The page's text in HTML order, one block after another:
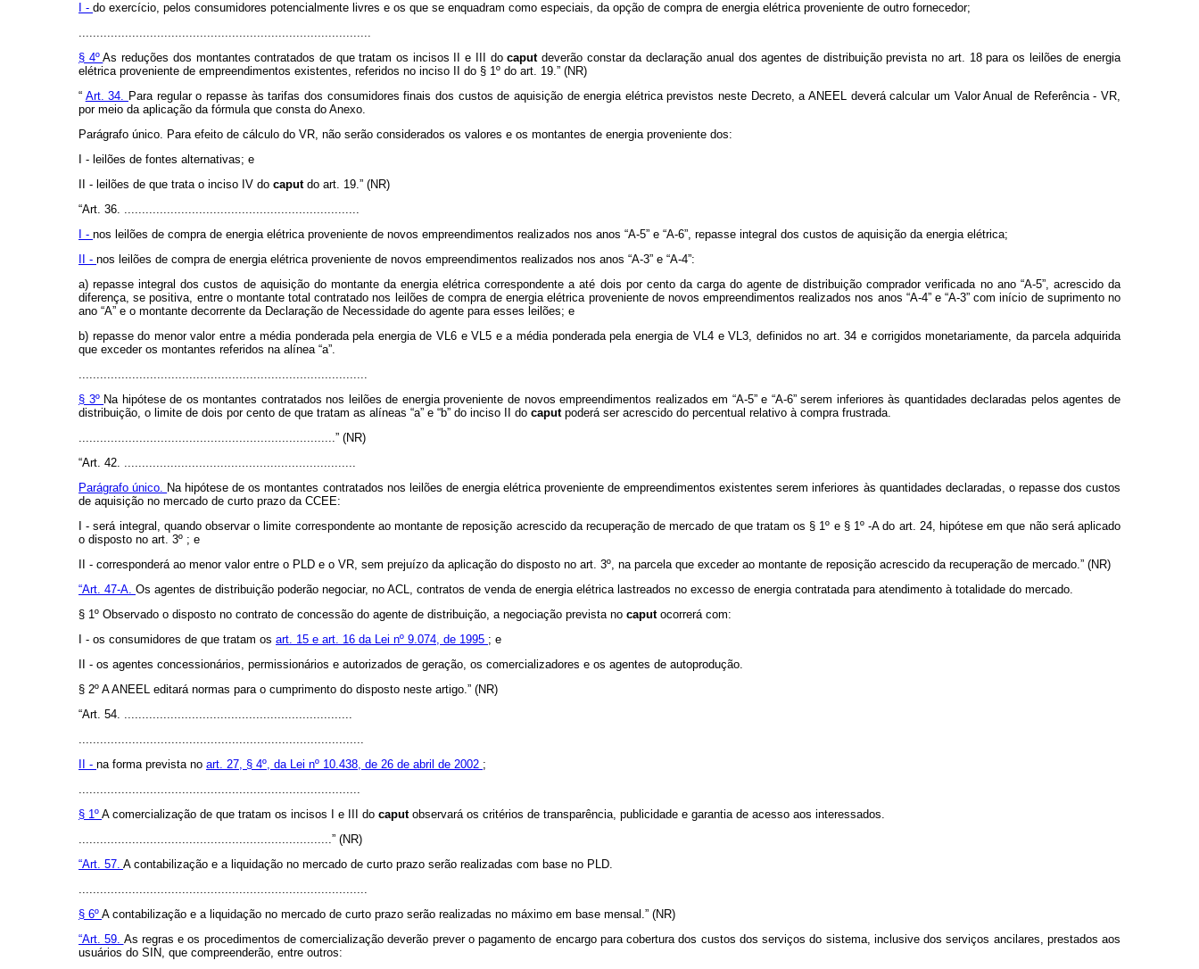
I - do exercício, pelos consumidores potencialmente livres e os que se enquadram como especiais, da opção de compra de energia elétrica proveniente de outro fornecedor;
..................................................................................
§ 4ºAs reduções dos montantes contratados de que tratam os incisos II e III docaputdeverão constar da declaração anual dos agentes de distribuição prevista no art. 18 para os leilões de energia
elétrica proveniente de empreendimentos existentes, referidos no inciso II do § 1º do art. 19.” (NR)
“ Art. 34. Para regular o repasse às tarifas dos consumidores finais dos custos de aquisição de energia elétrica previstos neste Decreto, a ANEEL deverá calcular um Valor Anual de Referência - VR,
por meio da aplicação da fórmula que consta do Anexo.
Parágrafo único. Para efeito de cálculo do VR, não serão considerados os valores e os montantes de energia proveniente dos:
I - leilões de fontes alternativas; e
II - leilões de que trata o inciso IV do caput do art. 19.” (NR)
“Art. 36. ..................................................................
I - nos leilões de compra de energia elétrica proveniente de novos empreendimentos realizados nos anos “A-5” e “A-6”, repasse integral dos custos de aquisição da energia elétrica;
II - nos leilões de compra de energia elétrica proveniente de novos empreendimentos realizados nos anos “A-3” e “A-4”:
a) repasse integral dos custos de aquisição do montante da energia elétrica correspondente a até dois por cento da carga do agente de distribuição comprador verificada no ano “A-5”, acrescido da
diferença, se positiva, entre o montante total contratado nos leilões de compra de energia elétrica proveniente de novos empreendimentos realizados nos anos “A-4” e “A-3” com início de suprimento no
ano “A” e o montante decorrente da Declaração de Necessidade do agente para esses leilões; e
b) repasse do menor valor entre a média ponderada pela energia de VL6 e VL5 e a média ponderada pela energia de VL4 e VL3, definidos no art. 34 e corrigidos monetariamente, da parcela adquirida
que exceder os montantes referidos na alínea “a”.
.................................................................................
§ 3º Na hipótese de os montantes contratados nos leilões de energia proveniente de novos empreendimentos realizados em “A-5” e “A-6” serem inferiores às quantidades declaradas pelos agentes de
distribuição, o limite de dois por cento de que tratam as alíneas “a” e “b” do inciso II do caput poderá ser acrescido do percentual relativo à compra frustrada.
........................................................................” (NR)
“Art. 42. .................................................................
Parágrafo único. Na hipótese de os montantes contratados nos leilões de energia elétrica proveniente de empreendimentos existentes serem inferiores às quantidades declaradas, o repasse dos custos
de aquisição no mercado de curto prazo da CCEE:
I - será integral, quando observar o limite correspondente ao montante de reposição acrescido da recuperação de mercado de que tratam os § 1º e § 1º -A do art. 24, hipótese em que não será aplicado
o disposto no art. 3º ; e
II - corresponderá ao menor valor entre o PLD e o VR, sem prejuízo da aplicação do disposto no art. 3º, na parcela que exceder ao montante de reposição acrescido da recuperação de mercado.” (NR)
“Art. 47-A. Os agentes de distribuição poderão negociar, no ACL, contratos de venda de energia elétrica lastreados no excesso de energia contratada para atendimento à totalidade do mercado.
§ 1º Observado o disposto no contrato de concessão do agente de distribuição, a negociação prevista no caput ocorrerá com:
I - os consumidores de que tratam os art. 15 e art. 16 da Lei nº 9.074, de 1995 ; e
II - os agentes concessionários, permissionários e autorizados de geração, os comercializadores e os agentes de autoprodução.
§ 2º A ANEEL editará normas para o cumprimento do disposto neste artigo.” (NR)
“Art. 54. ................................................................
................................................................................
II - na forma prevista no art. 27, § 4º, da Lei nº 10.438, de 26 de abril de 2002 ;
...............................................................................
§ 1º A comercialização de que tratam os incisos I e III do caput observará os critérios de transparência, publicidade e garantia de acesso aos interessados.
.......................................................................” (NR)
“Art. 57. A contabilização e a liquidação no mercado de curto prazo serão realizadas com base no PLD.
.................................................................................
§ 6º A contabilização e a liquidação no mercado de curto prazo serão realizadas no máximo em base mensal.” (NR)
“Art. 59. As regras e os procedimentos de comercialização deverão prever o pagamento de encargo para cobertura dos custos dos serviços do sistema, inclusive dos serviços ancilares, prestados aos
usuários do SIN, que compreenderão, entre outros: